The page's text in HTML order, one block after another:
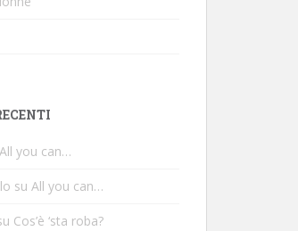
All you can…
su All you can…
Cos’è ‘sta roba?